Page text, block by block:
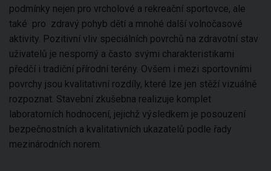
podmínky nejen pro vrcholové a rekreační sportovce, ale
také pro zdravý pohyb dětí a mnohé další volnočasové
aktivity. Pozitivní vliv speciálních povrchů na zdravotní stav
uživatelů je nesporný a často svými charakteristikami
předčí i tradiční přírodní terény. Ovšem i mezi sportovními
povrchy jsou kvalitativní rozdíly, které lze jen stěží vizuálně
rozpoznat. Stavební zkušebna realizuje komplet
laboratorních hodnocení, jejichž výsledkem je posouzení
bezpečnostních a kvalitativních ukazatelů podle řady
mezinárodních norem.